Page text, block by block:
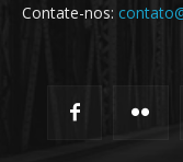
Contate-nos: